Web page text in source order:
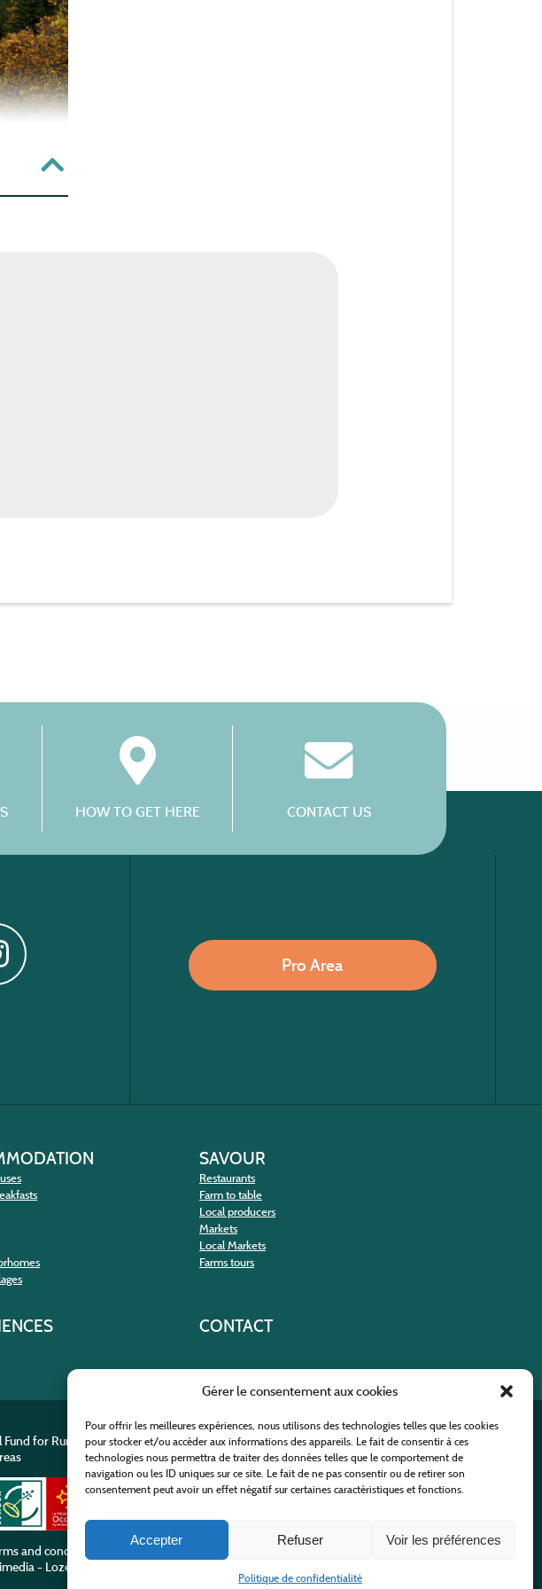
Gérer le consentement aux cookies
Pour offrir les meilleures expériences, nous utilisons des technologies telles que les cookies
pour stocker et/ou accéder aux informations des appareils. Le fait de consentir à ces
technologies nous permettra de traiter des données telles que le comportement de
navigation ou les ID uniques sur ce site. Le fait de ne pas consentir ou de retirer son
consentement peut avoir un effet négatif sur certaines caractéristiques et fonctions.
Accepter Refuser Voir les préférences
Politique de confidentialité
HOW TO GET HERE CONTACT US
Pro Area
SAVOUR
Restaurants
Farm to table
Local producers
Markets
Local Markets
Farms tours
CONTACT
for Rural Development
and condition Privacy Policy
- Lozère